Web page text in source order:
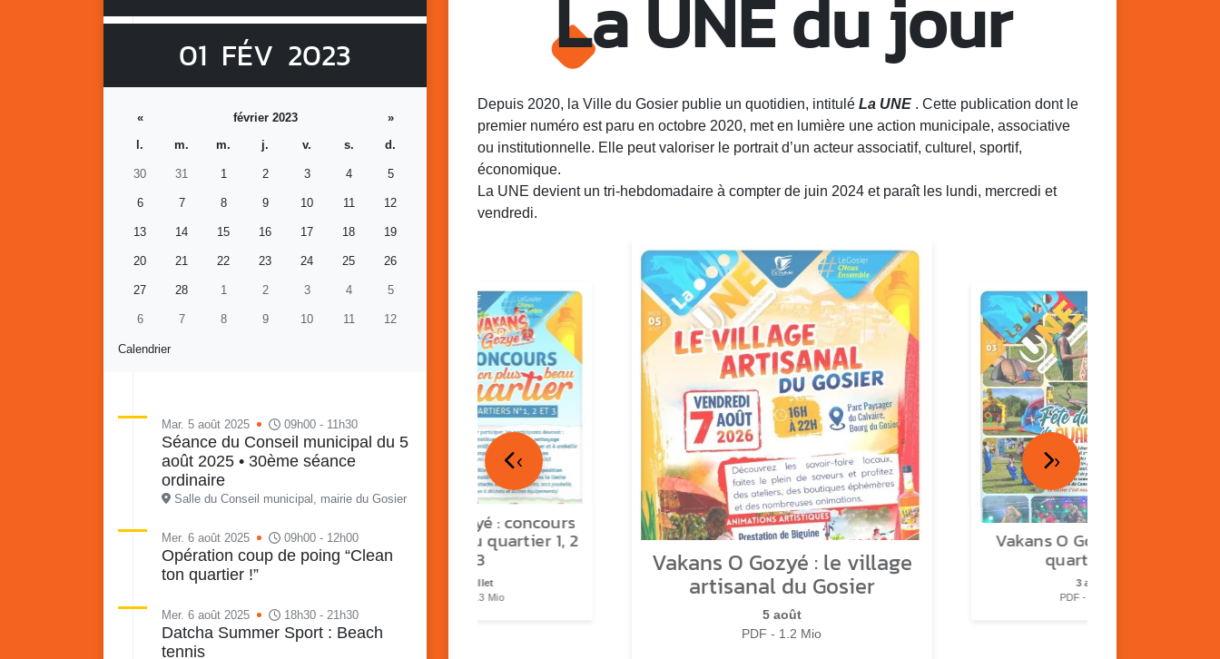
01 FÉV 2023
Calendrier
« février 2023
»
l.
m. m. j. v. s. d.
30 31 1 2 3 4 5
6 7 8 9 10 11 12
13 14 15 16 17 18 19
20 21 22 23 24 25 26
27 28 1 2 3 4 5
6 7 8 9 10 11 12
Mar. 5 août 2025 09h00 - 11h30
Séance du Conseil municipal du 5
août 2025 • 30ème séance
ordinaire
Salle du Conseil municipal, mairie du Gosier
Mer. 6 août 2025 09h00 - 12h00
Opération coup de poing “Clean
ton quartier !”
Mer. 6 août 2025 18h30 - 21h30
Datcha Summer Sport : Beach
tennis
La UNE du jour
Depuis 2020, la Ville du Gosier publie un quotidien, intitulé La UNE . Cette publication dont le
premier numéro est paru en octobre 2020, met en lumière une action municipale, associative
ou institutionnelle. Elle peut valoriser le portrait d’un acteur associatif, culturel, sportif,
économique.
La UNE devient un tri-hebdomadaire à compter de juin 2024 et paraît les lundi, mercredi et
vendredi.
Retour en images sur
Vakans O Gozyé animations
du samedi 18 juillet : Partir
quartier n°3, Gosier beach
summer volley
23 juillet
Vakans o Gozyé : concours
mon plus beau quartier 1, 2
& 3
17 juillet
PDF - 1.3 Mio
Vakans O Gozyé : le village
artisanal du Gosier
5 août
PDF - 1.2 Mio
Vakans O Gozyé : fête de
quartier n°2
3 août
PDF - 2.3 Mio
‹ ›